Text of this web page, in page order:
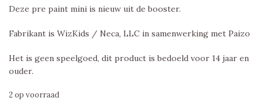
Deze pre paint mini is nieuw uit de booster.
Fabrikant is WizKids / Neca, LLC in samenwerking met Paizo
Het is geen speelgoed, dit product is bedoeld voor 14 jaar en
ouder.
2 op voorraad